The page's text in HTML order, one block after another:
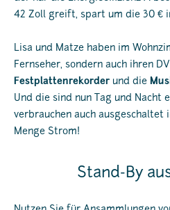
42 Zoll greift, spart um die 30 €
Lisa und Matze haben im
Fernseher, sondern auch ihren
Festplattenrekorder und die
Und die sind nun Tag und Nacht
verbrauchen auch ausgeschaltet
Menge Strom!
Stand-By